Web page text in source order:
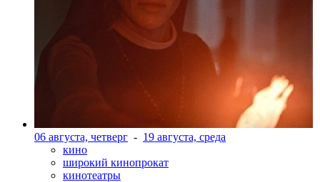
06 августа, четверг - 19 августа, среда
кино
широкий кинопрокат
кинотеатры